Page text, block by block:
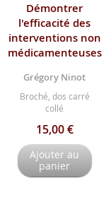
Démontrer
l'efficacité des
interventions non
médicamenteuses
Grégory Ninot
Broché, dos carré
collé
15,00 €
Ajouter au
panier